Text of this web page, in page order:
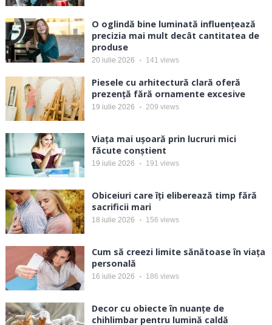
O oglindă bine luminată influențează
precizia mai mult decât cantitatea de
produse
20 iulie 2026 141 views
Piesele cu arhitectură clară oferă
prezență fără ornamente excesive
19 iulie 2026 209 views
Viața mai ușoară prin lucruri mici
făcute conștient
19 iulie 2026 191 views
Obiceiuri care îți eliberează timp fără
sacrificii mari
18 iulie 2026 156 views
Cum să creezi limite sănătoase în viața
personală
16 iulie 2026 186 views
Decor cu obiecte în nuanțe de
chihlimbar pentru lumină caldă